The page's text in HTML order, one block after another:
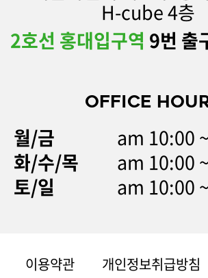
H-cube 4층
2호선 홍대입구역 9번 출
OFFICE
월/금
am 10:00
화/수/목
am 10:00
토/일
am 10:00
이용약관 개인정보취급방침